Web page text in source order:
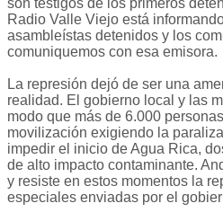
son testigos de los primeros
Radio Valle Viejo está
asambleístas detenidos y los
comuniquemos con esa emisora.
La represión dejó de ser una
realidad. El gobierno local y las
modo que más de 6.000
movilización exigiendo la
impedir el inicio de Agua Rica,
de alto impacto contaminante.
y resiste en estos momentos la
especiales enviadas por el